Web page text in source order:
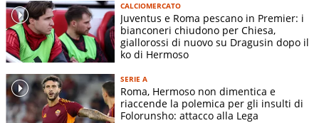
CALCIOMERCATO
Juventus e Roma pescano in Premier: i
bianconeri chiudono per Chiesa,
giallorossi di nuovo su Dragusin dopo il
ko di Hermoso
SERIE A
Roma, Hermoso non dimentica e
riaccende la polemica per gli insulti di
Folorunsho: attacco alla Lega